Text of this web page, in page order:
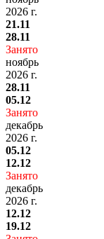
2026 г.
21.11
28.11
Занято
ноябрь
2026 г.
28.11
05.12
Занято
декабрь
2026 г.
05.12
12.12
Занято
декабрь
2026 г.
12.12
19.12